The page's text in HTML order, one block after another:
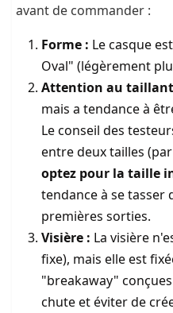
avant de commander :
Forme : Le casque
Oval" (légèrement
Attention au
mais a tendance à
Le conseil des
entre deux tailles
optez pour la taille
tendance à se tasser
premières sorties.
Visière : La visière
fixe), mais elle est
"breakaway"
chute et éviter de